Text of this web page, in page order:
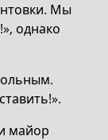
Мы
однако
майор